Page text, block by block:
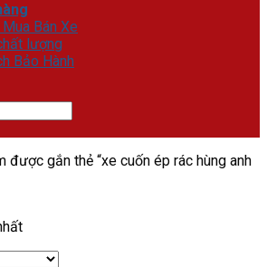
Bán Xe
lượng
Bảo Hành
được gắn thẻ “xe cuốn ép rác hùng anh